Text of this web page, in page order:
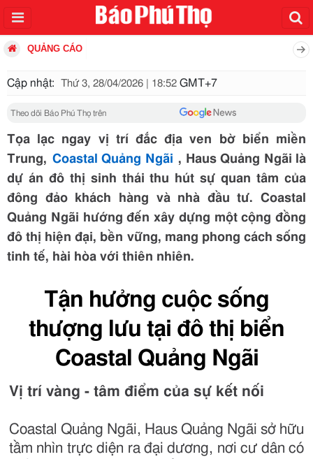
QUẢNG CÁO
Cập nhật: Thứ 3, 28/04/2026 | 18:52 GMT+7
Theo dõi Báo Phú Thọ trên
Tọa lạc ngay vị trí đắc địa ven bờ biển miền
Trung, Coastal Quảng Ngãi , Haus Quảng Ngãi là
dự án đô thị sinh thái thu hút sự quan tâm của
đông đảo khách hàng và nhà đầu tư. Coastal
Quảng Ngãi hướng đến xây dựng một cộng đồng
đô thị hiện đại, bền vững, mang phong cách sống
tinh tế, hài hòa với thiên nhiên.
Tận hưởng cuộc sống
thượng lưu tại đô thị biển
Coastal Quảng Ngãi
Vị trí vàng - tâm điểm của sự kết nối
Coastal Quảng Ngãi, Haus Quảng Ngãi sở hữu
tầm nhìn trực diện ra đại dương, nơi cư dân có